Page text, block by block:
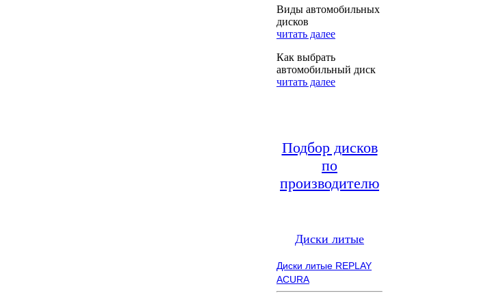
Виды автомобильных
дисков
читать далее
Как выбрать
автомобильный диск
читать далее
Подбор дисков
по
производителю
Диски литые
Диски литые REPLAY
ACURA